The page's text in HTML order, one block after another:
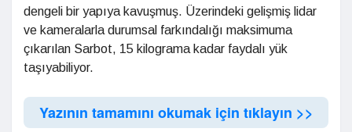
dengeli bir yapıya kavuşmuş. Üzerindeki gelişmiş lidar
ve kameralarla durumsal farkındalığı maksimuma
çıkarılan Sarbot, 15 kilograma kadar faydalı yük
taşıyabiliyor.
Yazının tamamını okumak için tıklayın >>